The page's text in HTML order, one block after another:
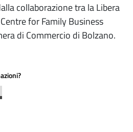
collaborazione tra la Libera
for Family Business
di Commercio di Bolzano.